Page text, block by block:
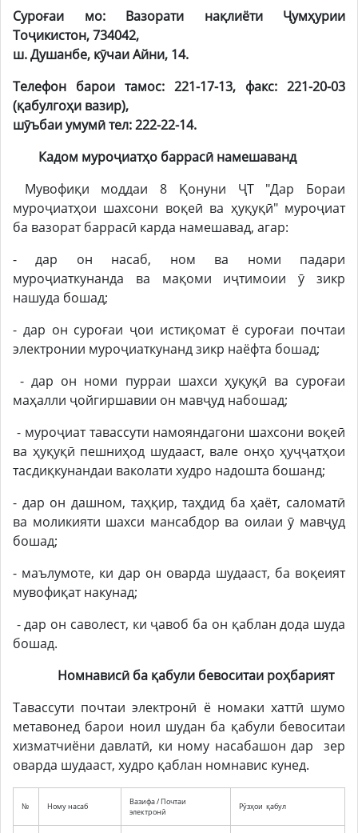
Суроғаи мо: Вазорати нақлиёти Ҷумҳурии
Тоҷикистон, 734042,
ш. Душанбе, кӯчаи Айни, 14.
Телефон барои тамос: 221-17-13, факс: 221-20-03
(қабулгоҳи вазир),
шӯъбаи умумӣ тел: 222-22-14.
Кадом муроҷиатҳо баррасӣ намешаванд
Мувофиқи моддаи 8 Қонуни ҶТ "Дар Бораи
муроҷиатҳои шахсони воқеӣ ва ҳуқуқӣ" муроҷиат
ба вазорат баррасӣ карда намешавад, агар:
- дар он насаб, ном ва номи падари
муроҷиаткунанда ва мақоми иҷтимоии ӯ зикр
нашуда бошад;
- дар он суроғаи ҷои истиқомат ё суроғаи почтаи
электронии муроҷиаткунанд зикр наёфта бошад;
- дар он номи пурраи шахси ҳуқуқӣ ва суроғаи
маҳалли ҷойгиршавии он мавҷуд набошад;
- муроҷиат тавассути намояндагони шахсони воқеӣ
ва ҳуқуқӣ пешниҳод шудааст, вале онҳо ҳуҷҷатҳои
тасдиқкунандаи ваколати худро надошта бошанд;
- дар он дашном, таҳқир, таҳдид ба ҳаёт, саломатӣ
ва моликияти шахси мансабдор ва оилаи ӯ мавҷуд
бошад;
- маълумоте, ки дар он оварда шудааст, ба воқеият
мувофиқат накунад;
- дар он саволест, ки ҷавоб ба он қаблан дода шуда
бошад.
Номнависӣ ба қабули бевоситаи роҳбарият
Тавассути почтаи электронӣ ё номаки хаттӣ шумо
метавонед барои ноил шудан ба қабули бевоситаи
хизматчиёни давлатӣ, ки ному насабашон дар зер
оварда шудааст, худро қаблан номнавис кунед.
№ Ному насаб
Вазифа / Почтаи
электронӣ
Рӯзҳои қабул